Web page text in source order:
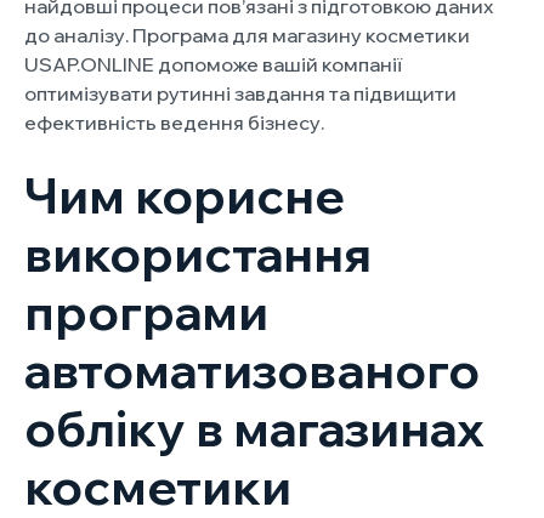
найдовші процеси пов’язані з підготовкою даних
до аналізу. Програма для магазину косметики
USAP.ONLINE допоможе вашій компанії
оптимізувати рутинні завдання та підвищити
ефективність ведення бізнесу.
Чим корисне
використання
програми
автоматизованого
обліку в магазинах
косметики